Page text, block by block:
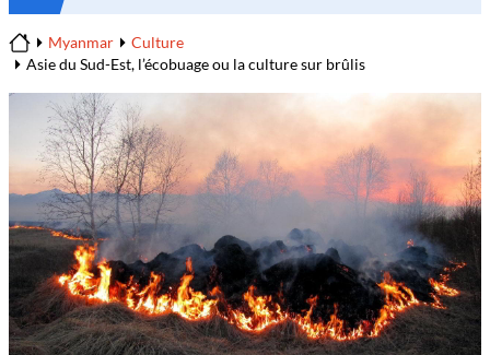
Home
Myanmar
Culture
Asie du Sud-Est, l’écobuage ou la culture sur brûlis